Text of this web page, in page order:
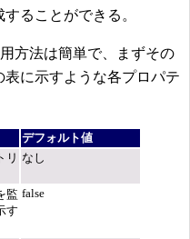
ることができる。
方法は簡単で、まずその
に示すような各プロパテ
デフォルト値
リ なし
監
す
false